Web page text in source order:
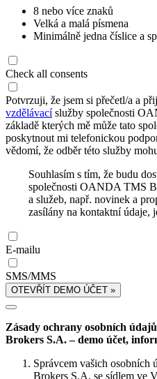
8 nebo více znaků
Velká a malá písmena
Minimálně jedna číslice a
Check all consents
Potvrzuji, že jsem si přečetl/a a
vzdělávacíslužby společnosti
základě kterých mě může tato
poskytnout mi telefonickou
vědomí, že odběr této služby
Souhlasím s tím, že budu
společnosti OANDA TMS
a služeb, např. novinek a
zasílány na kontaktní údaje,
E-mailu
SMS/MMS
OTEVŘÍT DEMO ÚČET »
Zásady ochrany osobních
Brokers S.A. – demo účet,
Správcem vašich
Brokers S.A. se sídlem ve